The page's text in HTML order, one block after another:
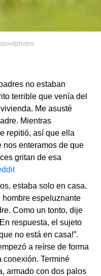
no estaban
terrible que venía del
Me asusté
Mientras
repitió, así que ella
nos enteramos de que
gritan de esa
estaba solo en casa.
espeluznante
Como un tonto, dije
respuesta, el sujeto
no está en casa!”.
a reírse de forma
conexión. Terminé
armado con dos palos